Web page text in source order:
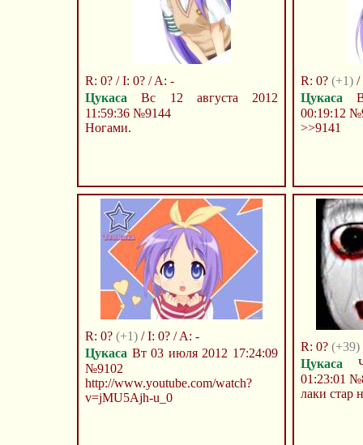
R: 0? / I: 0? / A: -
Цукаса Вс 12 августа 2012
11:59:36 №9144
Ногами.
R: 0? (+1) /
Цукаса
00:19:12
>>9141
R: 0? (+1) / I: 0? / A: -
Цукаса Вт 03 июля 2012 17:24:09
№9102
http://www.youtube.com/watch?
v=jMU5Ajh-u_0
R: 0? (+39)
Цукаса
01:23:01
лаки стар